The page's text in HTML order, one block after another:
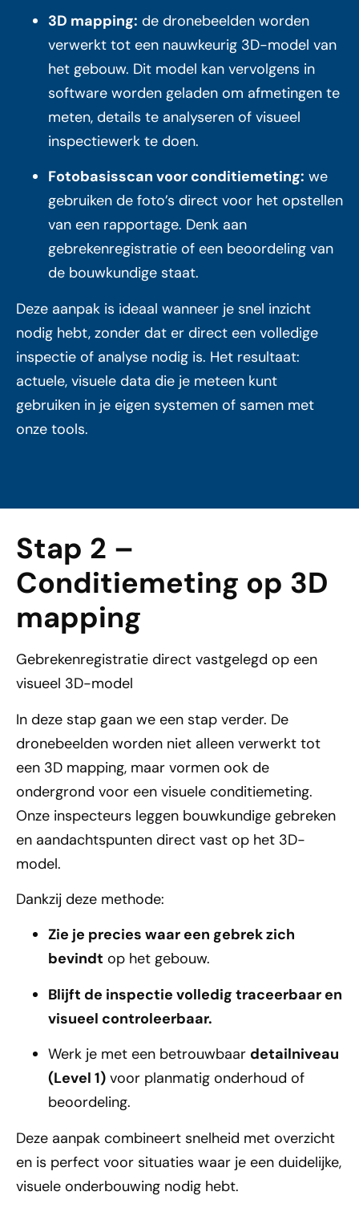
3D mapping: de dronebeelden worden
verwerkt tot een nauwkeurig 3D-model van
het gebouw. Dit model kan vervolgens in
software worden geladen om afmetingen te
meten, details te analyseren of visueel
inspectiewerk te doen.
Fotobasisscan voor conditiemeting: we
gebruiken de foto’s direct voor het opstellen
van een rapportage. Denk aan
gebrekenregistratie of een beoordeling van
de bouwkundige staat.
Deze aanpak is ideaal wanneer je snel inzicht
nodig hebt, zonder dat er direct een volledige
inspectie of analyse nodig is. Het resultaat:
actuele, visuele data die je meteen kunt
gebruiken in je eigen systemen of samen met
onze tools.
Stap 2 –
Conditiemeting op 3D
mapping
Gebrekenregistratie direct vastgelegd op een
visueel 3D-model
In deze stap gaan we een stap verder. De
dronebeelden worden niet alleen verwerkt tot
een 3D mapping, maar vormen ook de
ondergrond voor een visuele conditiemeting.
Onze inspecteurs leggen bouwkundige gebreken
en aandachtspunten direct vast op het 3D-
model.
Dankzij deze methode:
Zie je precies waar een gebrek zich
bevindt op het gebouw.
Blijft de inspectie volledig traceerbaar en
visueel controleerbaar.
Werk je met een betrouwbaar detailniveau
(Level 1) voor planmatig onderhoud of
beoordeling.
Deze aanpak combineert snelheid met overzicht
en is perfect voor situaties waar je een duidelijke,
visuele onderbouwing nodig hebt.